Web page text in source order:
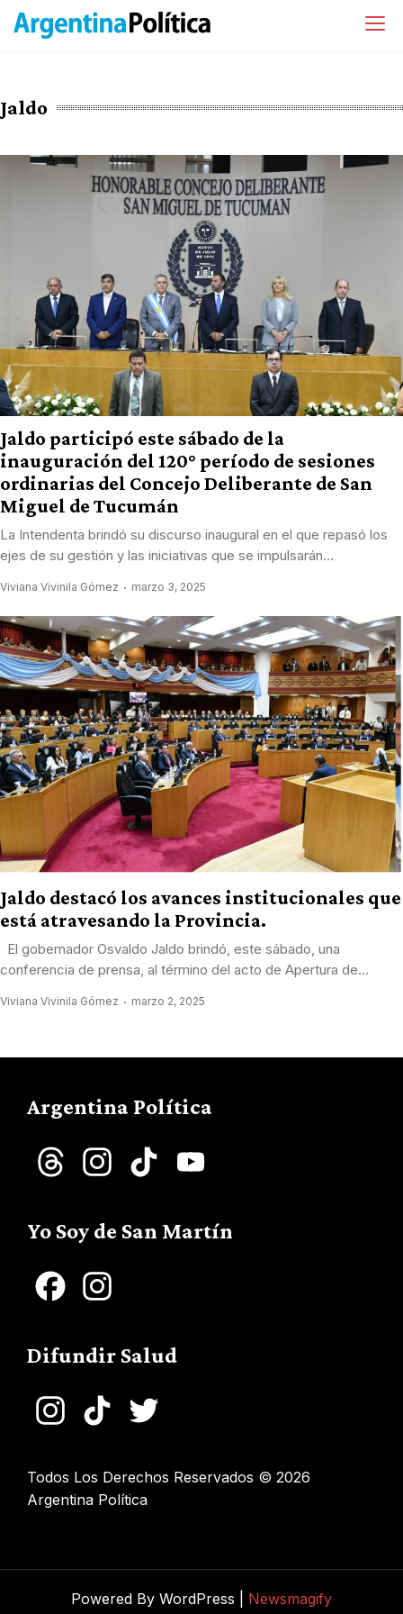
Jaldo
Jaldo participó este sábado de la
inauguración del 120° período de sesiones
ordinarias del Concejo Deliberante de San
Miguel de Tucumán
La Intendenta brindó su discurso inaugural en el que repasó los
ejes de su gestión y las iniciativas que se impulsarán...
Viviana Vivinila Gómez marzo 3, 2025
Jaldo destacó los avances institucionales que
está atravesando la Provincia.
El gobernador Osvaldo Jaldo brindó, este sábado, una
conferencia de prensa, al término del acto de Apertura de...
Viviana Vivinila Gómez marzo 2, 2025
Argentina Política
Threads InstagramTikTok
Yo Soy de San Martín
Facebook
Difundir Salud
InstagramTikTok
Todos Los Derechos Reservados © 2026
Argentina Política
Powered By WordPress | Newsmagify